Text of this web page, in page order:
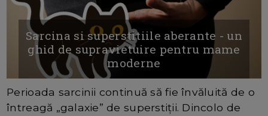
Sarcina si superstitiile aberante - un
ghid de supravietuire pentru mame
moderne
Perioada sarcinii continuă să fie învăluită de o
întreagă „galaxie” de superstiții. Dincolo de